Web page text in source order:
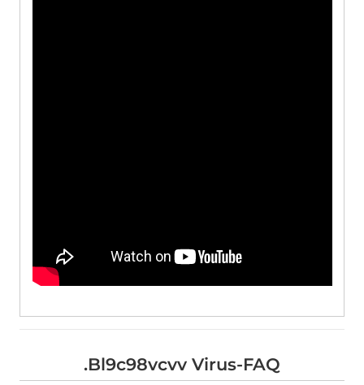
.Bl9c98vcvv Virus-FAQ